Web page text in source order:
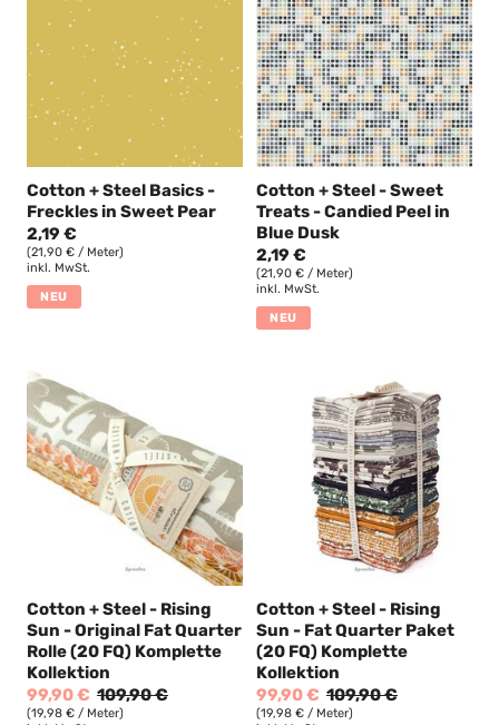
Cotton + Steel Basics -
Freckles in Sweet Pear
2,19 €
(21,90 € / Meter)
inkl. MwSt.
NEU
Cotton + Steel - Sweet
Treats - Candied Peel in
Blue Dusk
2,19 €
(21,90 € / Meter)
inkl. MwSt.
NEU
Cotton + Steel - Rising
Sun - Original Fat Quarter
Rolle (20 FQ) Komplette
Kollektion
99,90 € 109,90 €
(19,98 € / Meter)
Cotton + Steel - Rising
Sun - Fat Quarter Paket
(20 FQ) Komplette
Kollektion
99,90 € 109,90 €
(19,98 € / Meter)